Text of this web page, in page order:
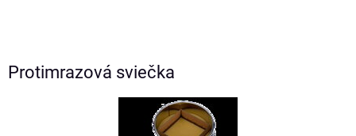
Protimrazová sviečka